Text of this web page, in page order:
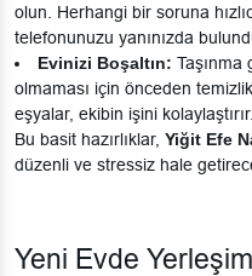
olun. Herhangi bir soruna
telefonunuzu yanınızda
Evinizi Boşaltın: Taşınma
olmaması için önceden
eşyalar, ekibin işini kolaylaştırır.
Bu basit hazırlıklar, Yiğit Efe
düzenli ve stressiz hale
Yeni Evde Yerleşim